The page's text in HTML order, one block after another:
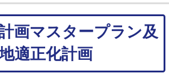
画マスタープラン及
適正化計画